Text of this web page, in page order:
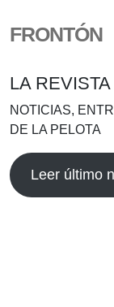
FRONTÓN
LA
NOTICIAS,
DE LA PELOTA
Leer último